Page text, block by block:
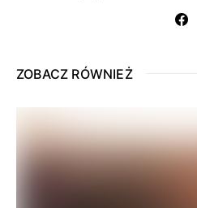
ZOBACZ RÓWNIEŻ